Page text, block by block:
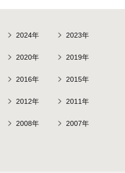
2024年 2023年
2020年 2019年
2016年 2015年
2012年 2011年
2008年 2007年